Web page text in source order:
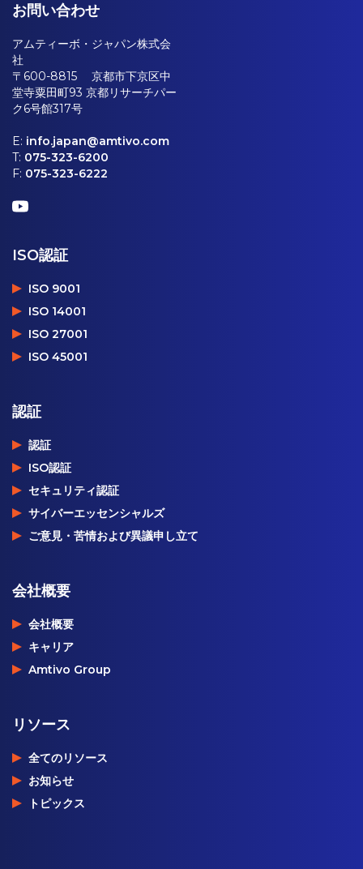
お問い合わせ
アムティーボ・ジャパン株式会
社
〒600-8815 京都市下京区中
堂寺粟田町93 京都リサーチパー
ク6号館317号
E: info.japan@amtivo.com
T: 075-323-6200
F: 075-323-6222
ISO認証
ISO 9001
ISO 14001
ISO 27001
ISO 45001
認証
認証
ISO認証
セキュリティ認証
サイバーエッセンシャルズ
ご意見・苦情および異議申し立て
会社概要
会社概要
キャリア
Amtivo Group
リソース
全てのリソース
お知らせ
トピックス